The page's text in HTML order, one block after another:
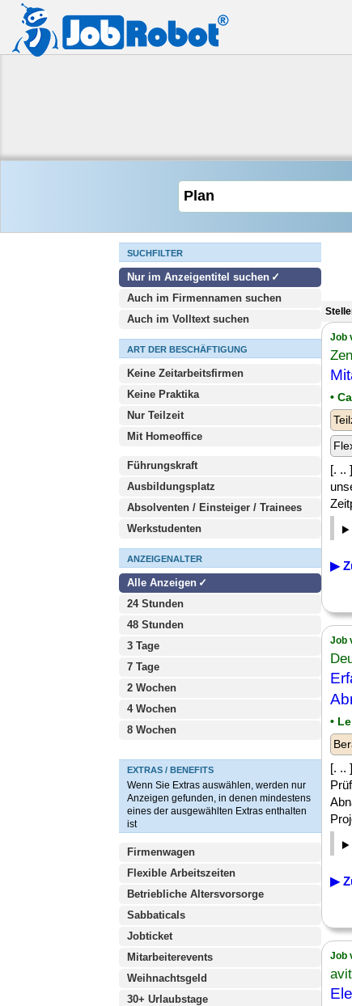
SUCHFILTER
Nur im Anzeigentitel suchen
Auch im Firmennamen suchen
Auch im Volltext suchen
ART DER BESCHÄFTIGUNG
Keine Zeitarbeitsfirmen
Keine Praktika
Nur Teilzeit
Mit Homeoffice
Führungskraft
Ausbildungsplatz
Absolventen / Einsteiger / Trainees
Werkstudenten
ANZEIGENALTER
Alle Anzeigen
24 Stunden
48 Stunden
3 Tage
7 Tage
2 Wochen
4 Wochen
8 Wochen
EXTRAS / BENEFITS
Wenn Sie Extras auswählen, werden nur
Anzeigen gefunden, in denen mindestens
eines der ausgewählten Extras enthalten
ist
Firmenwagen
Flexible Arbeitszeiten
Betriebliche Altersvorsorge
Sabbaticals
Jobticket
Mitarbeiterevents
Weihnachtsgeld
30+ Urlaubstage
Job
•
[. ..
▶
Job
•
[. ..
▶
Job